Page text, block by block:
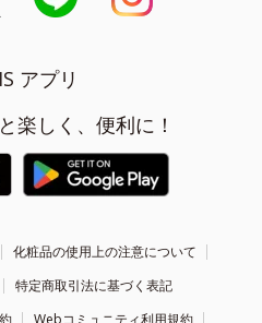
アプリ
楽しく、便利に！
化粧品の使用上の注意について
特定商取引法に基づく表記